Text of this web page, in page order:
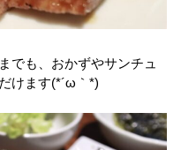
でも、おかずやサンチュ
けます(*´ω｀*)